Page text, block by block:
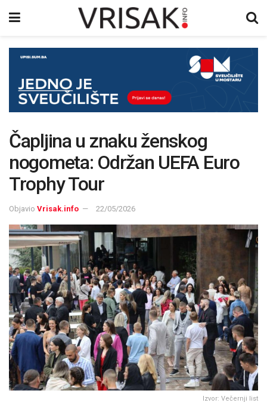
Čapljina u znaku ženskog
nogometa: Održan UEFA Euro
Trophy Tour
Objavio Vrisak.info 22/05/2026
Izvor: Večernji list